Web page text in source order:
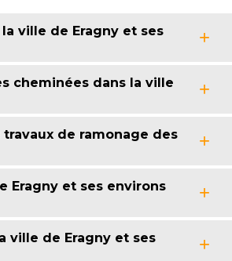
ville de Eragny et ses
cheminées dans la ville
de ramonage des
Eragny et ses environs
ville de Eragny et ses